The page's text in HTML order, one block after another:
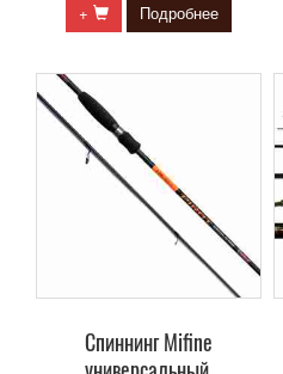
+ Подробнее
Спиннинг Mifine